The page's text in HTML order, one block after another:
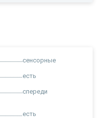
сенсорные
есть
спереди
есть